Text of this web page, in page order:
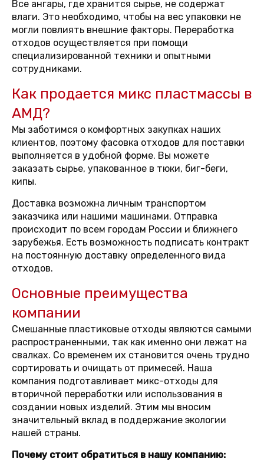
Все ангары, где хранится сырье, не содержат
влаги. Это необходимо, чтобы на вес упаковки не
могли повлиять внешние факторы. Переработка
отходов осуществляется при помощи
специализированной техники и опытными
сотрудниками.
Как продается микс пластмассы в
АМД?
Мы заботимся о комфортных закупках наших
клиентов, поэтому фасовка отходов для поставки
выполняется в удобной форме. Вы можете
заказать сырье, упакованное в тюки, биг-беги,
кипы.
Доставка возможна личным транспортом
заказчика или нашими машинами. Отправка
происходит по всем городам России и ближнего
зарубежья. Есть возможность подписать контракт
на постоянную доставку определенного вида
отходов.
Основные преимущества
компании
Смешанные пластиковые отходы являются самыми
распространенными, так как именно они лежат на
свалках. Со временем их становится очень трудно
сортировать и очищать от примесей. Наша
компания подготавливает микс-отходы для
вторичной переработки или использования в
создании новых изделий. Этим мы вносим
значительный вклад в поддержание экологии
нашей страны.
Почему стоит обратиться в нашу компанию: